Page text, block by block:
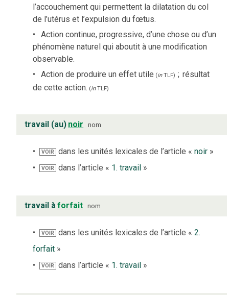
l’accouchement qui permettent la dilatation du col
de l’utérus et l’expulsion du fœtus.
Action continue, progressive, d’une chose ou d’un
phénomène naturel qui aboutit à une modification
observable.
Action de produire un effet utile (inTLF) ; résultat
de cette action. (inTLF)
travail (au) noir nom
VOIR dans les unités lexicales de l’article «noir »
VOIR dans l’article « 1. travail »
travail àforfait nom
VOIR dans les unités lexicales de l’article «2.
forfait »
VOIR dans l’article « 1. travail »